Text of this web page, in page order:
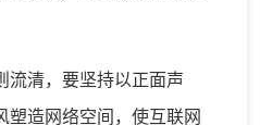
流清，要坚持以正面声
塑造网络空间，使互联网